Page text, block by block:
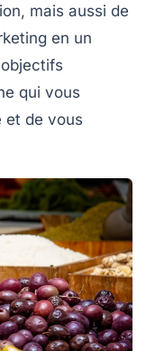
, mais aussi de
en un
qui vous
et de vous